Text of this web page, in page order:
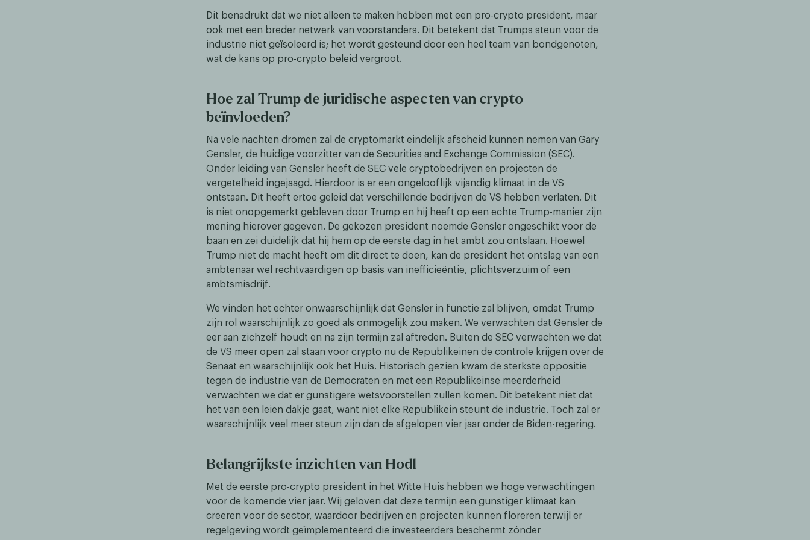
Dit benadrukt dat we niet alleen te maken hebben met een pro-crypto president, maar
ook met een breder netwerk van voorstanders. Dit betekent dat Trumps steun voor de
industrie niet geïsoleerd is; het wordt gesteund door een heel team van bondgenoten,
wat de kans op pro-crypto beleid vergroot.
Hoe zal Trump de juridische aspecten van crypto
beïnvloeden?
Na vele nachten dromen zal de cryptomarkt eindelijk afscheid kunnen nemen van Gary
Gensler, de huidige voorzitter van de Securities and Exchange Commission (SEC).
Onder leiding van Gensler heeft de SEC vele cryptobedrijven en projecten de
vergetelheid ingejaagd. Hierdoor is er een ongelooflijk vijandig klimaat in de VS
ontstaan. Dit heeft ertoe geleid dat verschillende bedrijven de VS hebben verlaten. Dit
is niet onopgemerkt gebleven door Trump en hij heeft op een echte Trump-manier zijn
mening hierover gegeven. De gekozen president noemde Gensler ongeschikt voor de
baan en zei duidelijk dat hij hem op de eerste dag in het ambt zou ontslaan. Hoewel
Trump niet de macht heeft om dit direct te doen, kan de president het ontslag van een
ambtenaar wel rechtvaardigen op basis van inefficieëntie, plichtsverzuim of een
ambtsmisdrijf.
We vinden het echter onwaarschijnlijk dat Gensler in functie zal blijven, omdat Trump
zijn rol waarschijnlijk zo goed als onmogelijk zou maken. We verwachten dat Gensler de
eer aan zichzelf houdt en na zijn termijn zal aftreden. Buiten de SEC verwachten we dat
de VS meer open zal staan voor crypto nu de Republikeinen de controle krijgen over de
Senaat en waarschijnlijk ook het Huis. Historisch gezien kwam de sterkste oppositie
tegen de industrie van de Democraten en met een Republikeinse meerderheid
verwachten we dat er gunstigere wetsvoorstellen zullen komen. Dit betekent niet dat
het van een leien dakje gaat, want niet elke Republikein steunt de industrie. Toch zal er
waarschijnlijk veel meer steun zijn dan de afgelopen vier jaar onder de Biden-regering.
Belangrijkste inzichten van Hodl
Met de eerste pro-crypto president in het Witte Huis hebben we hoge verwachtingen
voor de komende vier jaar. Wij geloven dat deze termijn een gunstiger klimaat kan
creeren voor de sector, waardoor bedrijven en projecten kunnen floreren terwijl er
regelgeving wordt geïmplementeerd die investeerders beschermt zónder